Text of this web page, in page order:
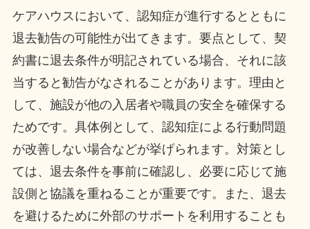
ケアハウスにおいて、認知症が進行するとともに
退去勧告の可能性が出てきます。要点として、契
約書に退去条件が明記されている場合、それに該
当すると勧告がなされることがあります。理由と
して、施設が他の入居者や職員の安全を確保する
ためです。具体例として、認知症による行動問題
が改善しない場合などが挙げられます。対策とし
ては、退去条件を事前に確認し、必要に応じて施
設側と協議を重ねることが重要です。また、退去
を避けるために外部のサポートを利用することも